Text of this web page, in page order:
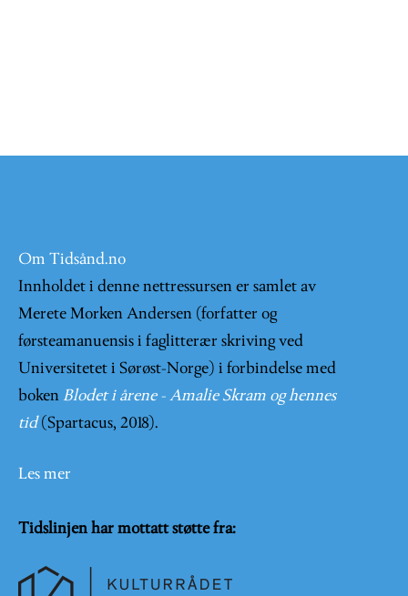
Om Tidsånd.no
Innholdet i denne nettressursen er samlet av
Merete Morken Andersen (forfatter og
førsteamanuensis i faglitterær skriving ved
Universitetet i Sørøst-Norge) i forbindelse med
boken Blodet i årene - Amalie Skram og hennes
tid (Spartacus, 2018).
Les mer
Tidslinjen har mottatt støtte fra: